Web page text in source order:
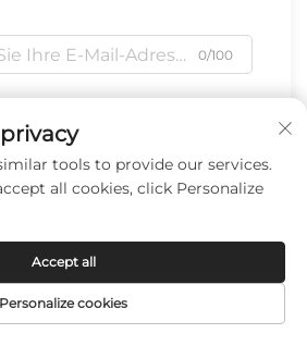
0/100
0/100
tools to provide our services.
all cookies, click Personalize
Personalize cookies
Accept all